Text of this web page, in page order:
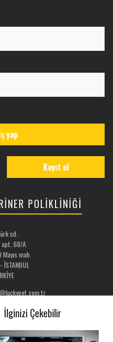
İlginizi Çekebilir
yap
Kayıt ol
POLİKLİNİĞİ
cd.
apt. 68/A
mah.
İSTANBUL
386 77 52